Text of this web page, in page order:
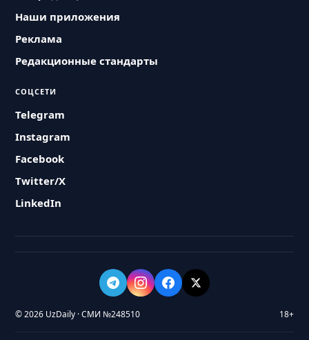
Наши приложения
Реклама
Редакционные стандарты
СОЦСЕТИ
Telegram
Instagram
Facebook
Twitter/X
LinkedIn
© 2026 UzDaily · СМИ №248510 18+